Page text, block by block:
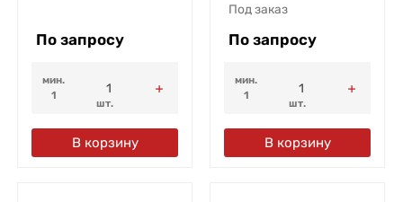
По запросу
мин.
1
шт.
В корзину
Под заказ
По запросу
мин.
1
шт.
В корзину